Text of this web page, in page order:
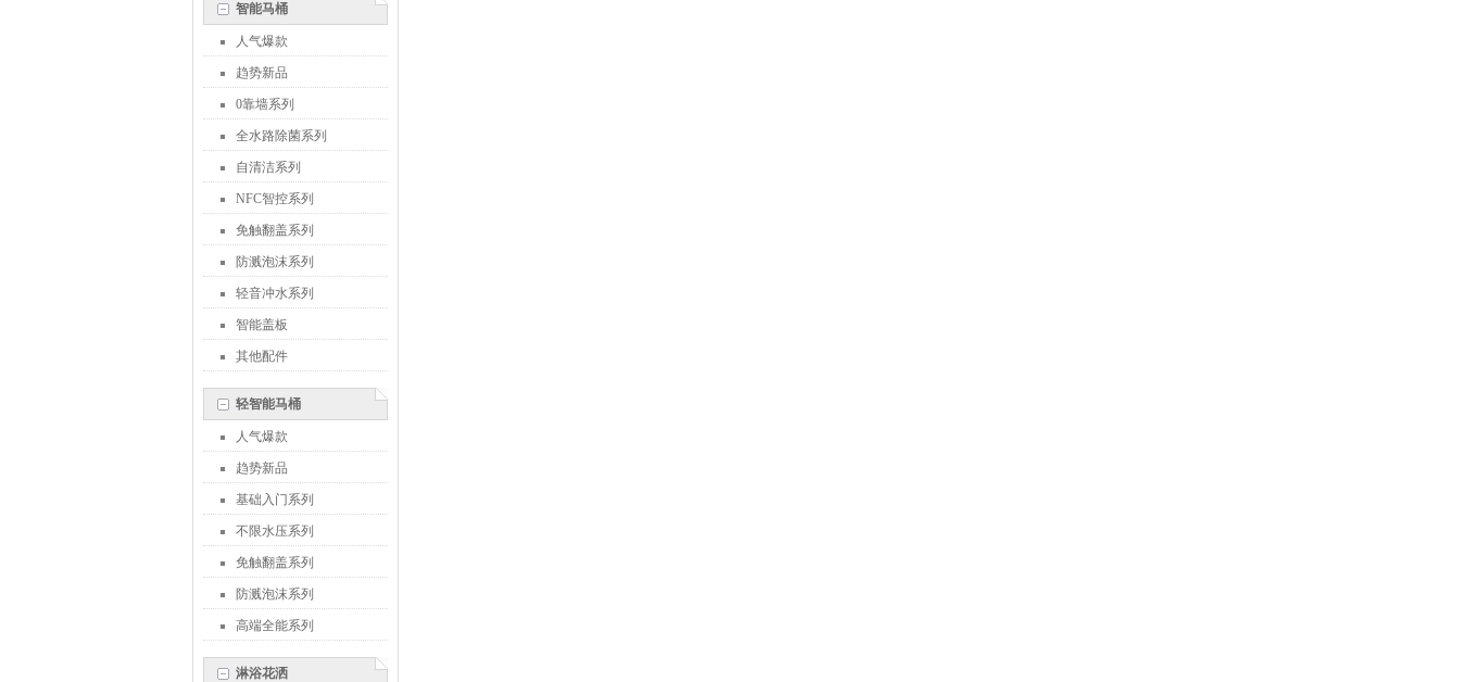
智能马桶
人气爆款
趋势新品
0靠墙系列
全水路除菌系列
自清洁系列
NFC智控系列
免触翻盖系列
防溅泡沫系列
轻音冲水系列
智能盖板
其他配件
轻智能马桶
人气爆款
趋势新品
基础入门系列
不限水压系列
免触翻盖系列
防溅泡沫系列
高端全能系列
淋浴花洒